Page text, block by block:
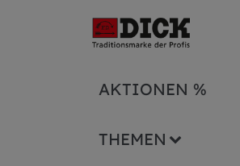
AKTIONEN %
THEMEN